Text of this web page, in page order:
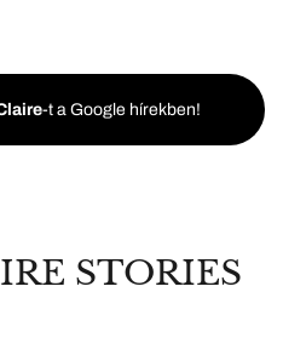
-t a Google hírekben!
STORIES